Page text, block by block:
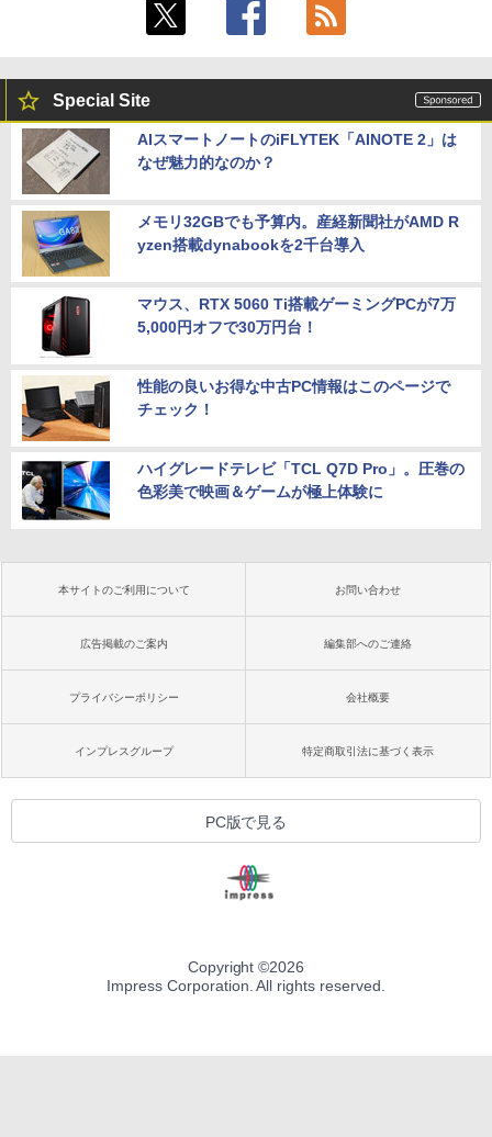
Special Site
AIスマートノートのiFLYTEK「AINOTE 2」は
なぜ魅力的なのか？
メモリ32GBでも予算内。産経新聞社がAMD R
yzen搭載dynabookを2千台導入
マウス、RTX 5060 Ti搭載ゲーミングPCが7万
5,000円オフで30万円台！
性能の良いお得な中古PC情報はこのページで
チェック！
ハイグレードテレビ「TCL Q7D Pro」。圧巻の
色彩美で映画＆ゲームが極上体験に
本サイトのご利用について お問い合わせ
広告掲載のご案内 編集部へのご連絡
プライバシーポリシー 会社概要
インプレスグループ 特定商取引法に基づく表示
PC版で見る
Copyright ©2026
Impress Corporation. All rights reserved.